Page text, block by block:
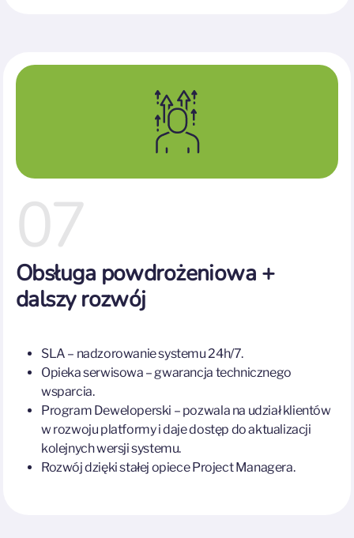
07
Obsługa powdrożeniowa +
dalszy rozwój
SLA​ – nadzorowanie systemu 24h/7.
Opieka serwisowa – gwarancja technicznego
wsparcia.
Program Deweloperski – pozwala na udział klientów
w rozwoju platformy i daje dostęp do aktualizacji
kolejnych wersji systemu.
Rozwój dzięki stałej opiece Project Managera.